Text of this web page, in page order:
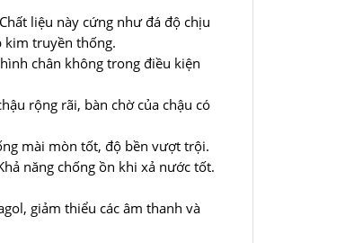
liệu này cứng như đá độ chịu
kim truyền thống.
chân không trong điều kiện
rộng rãi, bàn chờ của chậu có
mài mòn tốt, độ bền vượt trội.
năng chống ồn khi xả nước tốt.
giảm thiểu các âm thanh và